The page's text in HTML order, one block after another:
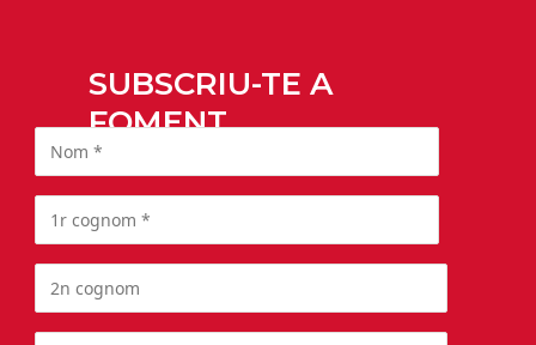
SUBSCRIU-TE A
FOMENT